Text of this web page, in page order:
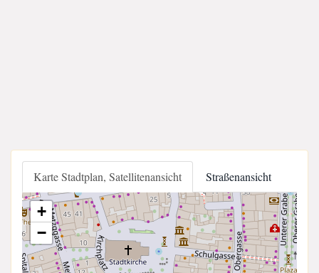
Karte Stadtplan, Satellitenansicht Straßenansicht
+
−